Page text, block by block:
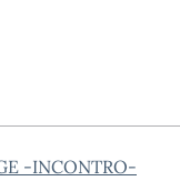
-INCONTRO-